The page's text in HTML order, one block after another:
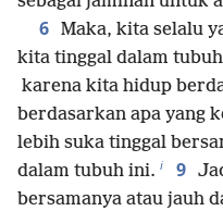
6 Maka, kita selalu
kita tinggal dalam
karena kita hidup
berdasarkan apa yang
lebih suka tinggal
dalam tubuh ini. i 9
bersamanya atau jauh